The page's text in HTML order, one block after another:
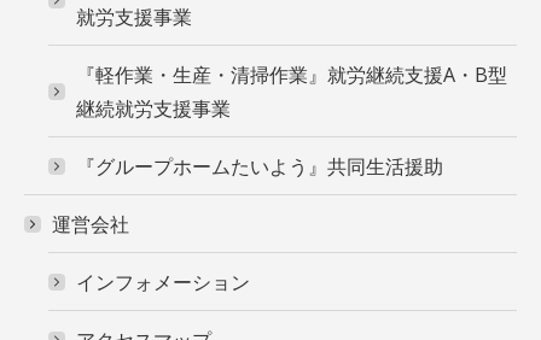
就労支援事業
『軽作業・生産・清掃作業』就労継続支援A・B型
継続就労支援事業
『グループホームたいよう』共同生活援助
運営会社
インフォメーション